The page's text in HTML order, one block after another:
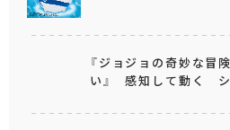
『ジョジョの奇妙な冒
い』 感知して動く シ